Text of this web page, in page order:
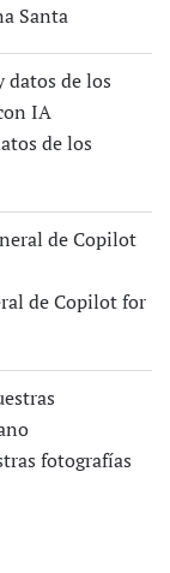
Santa
de los
de Copilot for
fotografías